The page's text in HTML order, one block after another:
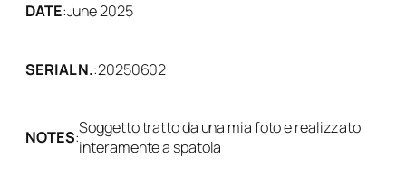
DATE:June 2025
SERIAL N.:20250602
NOTES:Soggetto tratto da una mia foto e realizzato
interamente a spatola